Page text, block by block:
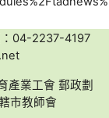
04-2237-4197
產業工會 郵政劃
市教師會